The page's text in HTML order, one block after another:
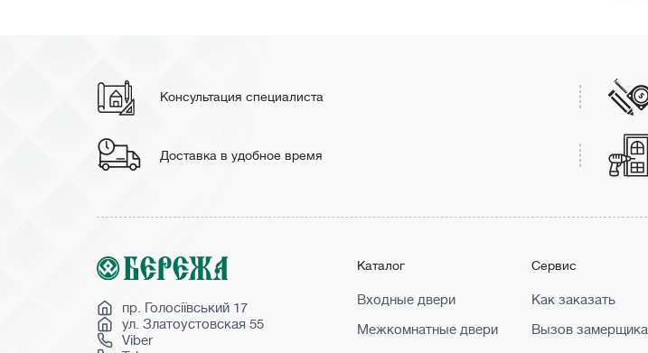
Консультация специалиста
Доставка в удобное время
пр. Голосіївський 17
ул. Златоустовская 55
Viber
Каталог
Входные двери
Межкомнатные двери
Сервис
Как заказать
Вызов замерщика